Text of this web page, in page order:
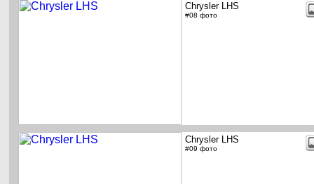
Chrysler LHS
#08 фото
Chrysler LHS
#09 фото